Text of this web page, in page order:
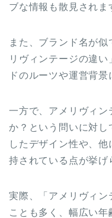
ブな情報も散見されま
また、ブランド名が
リヴィンテージの違
ドのルーツや運営背
一方で、アメリヴィン
か？という問いに対し
したデザイン性や、
持されている点が挙げ
実際、「アメリヴィン
ことも多く、幅広い